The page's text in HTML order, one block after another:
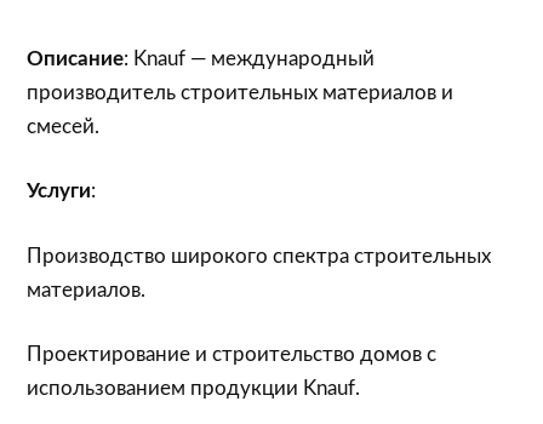
Описание: Knauf — международный
производитель строительных материалов и
смесей.
Услуги:
Производство широкого спектра строительных
материалов.
Проектирование и строительство домов с
использованием продукции Knauf.